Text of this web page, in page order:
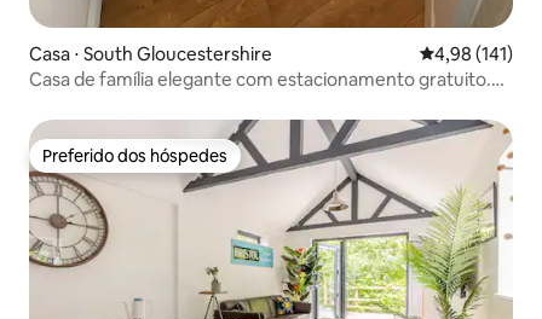
Casa ⋅ South Gloucestershire 4,98 de uma
4,98 (141)
Casa de família elegante com estacionamento gratuito.
Preferido dos hóspedes
Preferido dos hóspedes